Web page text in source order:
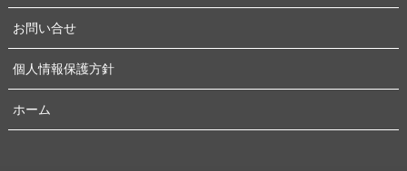
お問い合せ
個人情報保護方針
ホーム